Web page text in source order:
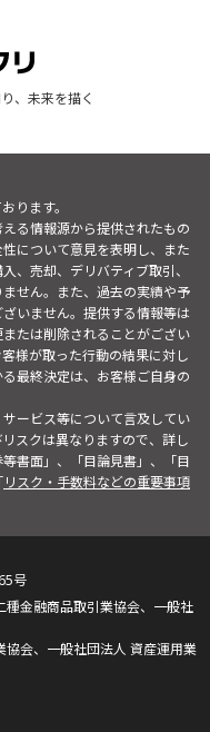
、未来を描く
ります。
る情報源から提供されたもの
について意見を表明し、また
、売却、デリバティブ取引、
せん。また、過去の実績や予
いません。提供する情報等は
たは削除されることがござい
様が取った行動の結果に対し
最終決定は、お客様ご自身の
ービス等について言及してい
スクは異なりますので、詳し
書面」、「目論見書」、「目
リスク・手数料などの重要事項
号
種金融商品取引業協会、一般社
会、一般社団法人 資産運用業